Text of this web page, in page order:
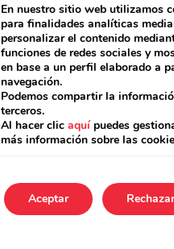
En nuestro sitio web utilizamos
para finalidades analíticas
personalizar el contenido
funciones de redes sociales y
en base a un perfil elaborado a
navegación.
Podemos compartir la
terceros.
Al hacer clic aquípuedes
más información sobre las
Aceptar Rechazar